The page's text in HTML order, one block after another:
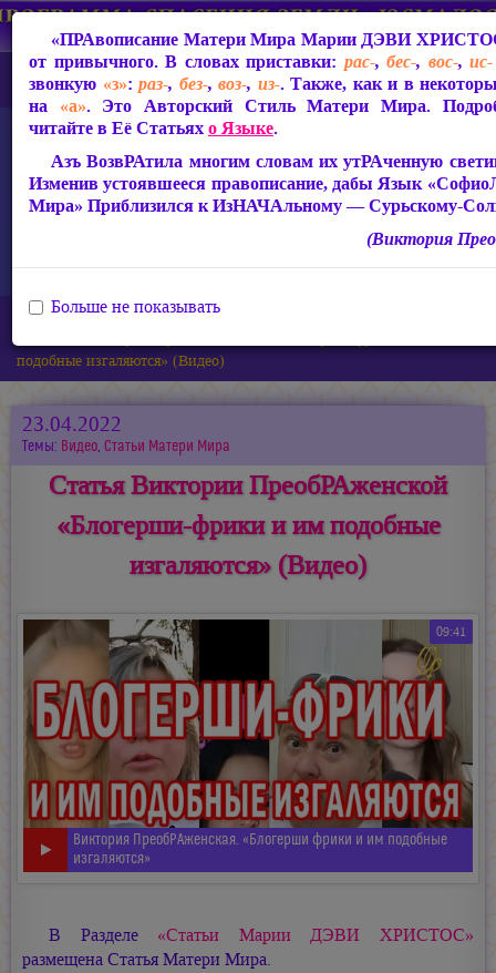
Главная
Новости
подобные изгаляются» (Видео)
23.04.2022
Темы: Видео, Статьи Матери Мира
Статья Виктории ПреобРАженской
«Блогерши-фрики и им подобные
изгаляются» (Видео)
09:41
Виктория ПреобРАженская. «Блогерши фрики и им подобные
изгаляются»
В Разделе «Статьи Марии ДЭВИ ХРИСТОС»
размещена Статья Матери Мира.
«ПРАвописание Матери Мира Марии ДЭВИ
от привычного. В словах приставки: рас-, бес-, вос-, ис-
звонкую «з»: раз-, без-, воз-, из-. Также, как и в
на «а». Это Авторский Стиль Матери Мира.
читайте в Её Статьяхо Языке.
Азъ ВозвРАтила многим словам их утРАченную
Изменив устоявшееся правописание, дабы Язык
Мира» Приблизился к ИзНАЧАльному — Сурьскому-
(Виктория
Больше не показывать